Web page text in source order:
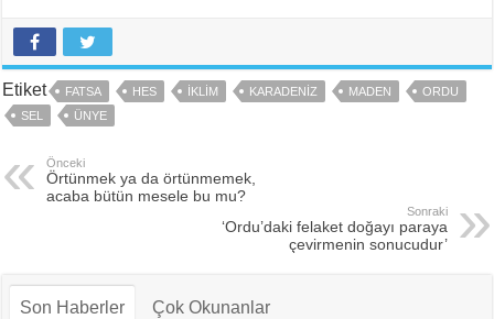
Etiket FATSA HES IKLIM KARADENIZ MADEN
ORDU
SEL
ÜNYE
Önceki
Örtünmek ya da örtünmemek,
acaba bütün mesele bu mu?
Sonraki
‘Ordu’daki felaket doğayı paraya
çevirmenin sonucudur’
Son Haberler Çok Okunanlar